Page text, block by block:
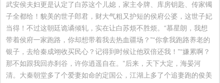
武安侯夫妇更是认定了白苏这个儿媳，家主令牌、库房钥匙、传家镯
子全都给！貌美的世子郎君，财大气粗又护短的侯府公婆，这世子妃
当得！不过这朝廷诡谲倾轧，实在让白苏烦不胜烦。“慕星朗，我想
带着侯府一家跑路，你却想带着我去热血疆场？”“你拿我跑路养老的
银子，去给秦成翊收买民心？记得到时候让他双倍还我！”“嫌累啊？
那不如跟我回赤刹谷，许你逍遥自在。”后来，天下大定，海晏河
清。大秦朝堂多了个爱妻如命的定国公，江湖上多了个追妻跑的俊美